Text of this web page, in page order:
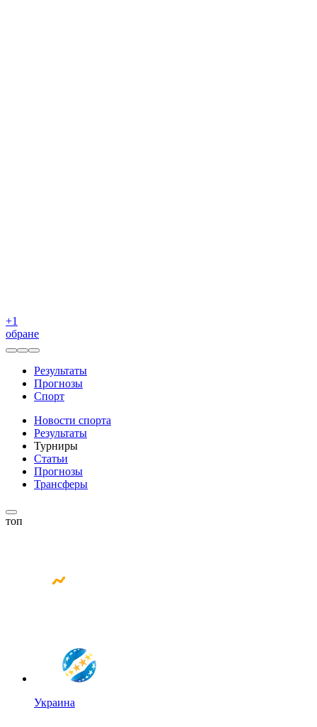
+1
обране
Результаты
Прогнозы
Спорт
Новости спорта
Результаты
Турниры
Статьи
Прогнозы
Трансферы
топ
Украина